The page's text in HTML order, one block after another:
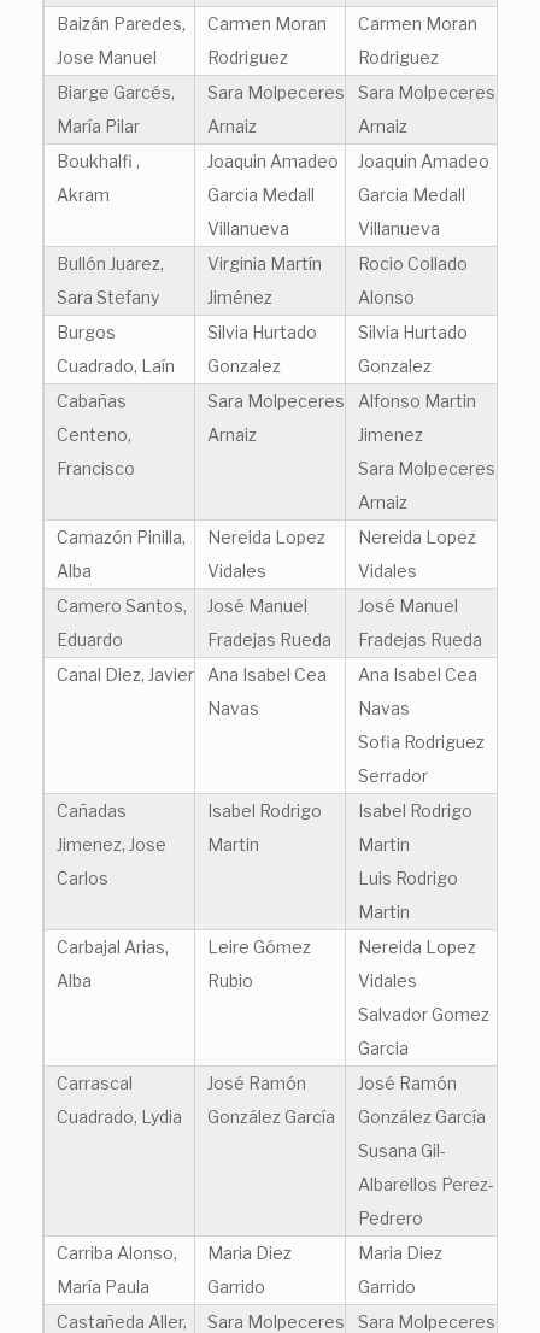
Baizán Paredes,
Jose Manuel
Carmen Moran
Rodriguez
Carmen Moran
Rodriguez
Biarge Garcés,
María Pilar
Sara Molpeceres
Arnaiz
Sara Molpeceres
Arnaiz
Boukhalfi ,
Akram
Joaquin Amadeo
Garcia Medall
Villanueva
Joaquin Amadeo
Garcia Medall
Villanueva
Bullón Juarez,
Sara Stefany
Virginia Martín
Jiménez
Rocio Collado
Alonso
Burgos
Cuadrado, Laín
Silvia Hurtado
Gonzalez
Silvia Hurtado
Gonzalez
Cabañas
Centeno,
Francisco
Sara Molpeceres
Arnaiz
Alfonso Martin
Jimenez
Sara Molpeceres
Arnaiz
Camazón Pinilla,
Alba
Nereida Lopez
Vidales
Nereida Lopez
Vidales
Camero Santos,
Eduardo
José Manuel
Fradejas Rueda
José Manuel
Fradejas Rueda
Canal Diez, Javier
Ana Isabel Cea
Navas
Ana Isabel Cea
Navas
Sofia Rodriguez
Serrador
Cañadas
Jimenez, Jose
Carlos
Isabel Rodrigo
Martin
Isabel Rodrigo
Martin
Luis Rodrigo
Martin
Carbajal Arias,
Alba
Leire Gómez
Rubio
Nereida Lopez
Vidales
Salvador Gomez
Garcia
Carrascal
Cuadrado, Lydia
José Ramón
González García
José Ramón
González García
Susana Gil-
Albarellos Perez-
Pedrero
Carriba Alonso,
María Paula
Maria Diez
Garrido
Maria Diez
Garrido
Castañeda Aller,
Sara Molpeceres
Sara Molpeceres